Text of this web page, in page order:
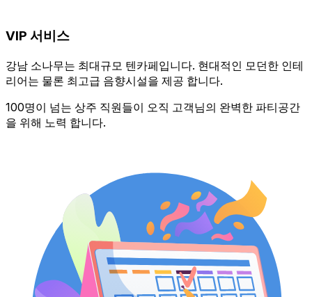
VIP 서비스
강남 소나무는 최대규모 텐카페입니다. 현대적인 모던한 인테
리어는 물론 최고급 음향시설을 제공 합니다.
100명이 넘는 상주 직원들이 오직 고객님의 완벽한 파티공간
을 위해 노력 합니다.